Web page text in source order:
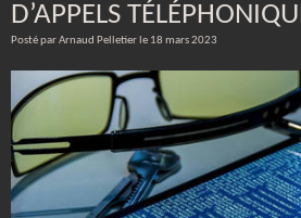
D’APPELS
Posté par Arnaud Pelletier le 18 mars 2023